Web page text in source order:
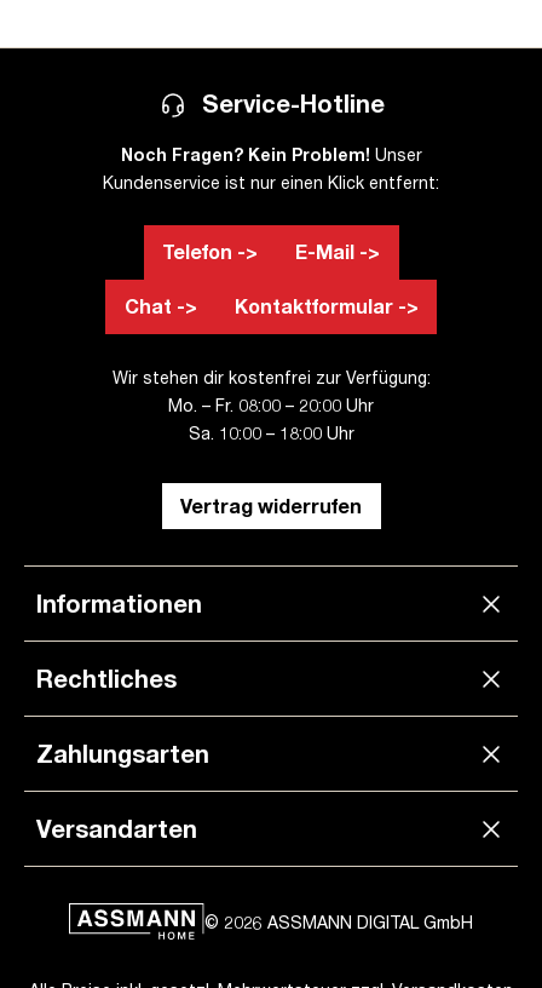
Service-Hotline
Noch Fragen? Kein Problem! Unser
Kundenservice ist nur einen Klick entfernt:
Telefon -> E-Mail ->
Chat -> Kontaktformular ->
Wir stehen dir kostenfrei zur Verfügung:
Mo. – Fr. 08:00 – 20:00 Uhr
Sa. 10:00 – 18:00 Uhr
Vertrag widerrufen
Informationen
Rechtliches
Zahlungsarten
Versandarten
© 2026 ASSMANN DIGITAL GmbH